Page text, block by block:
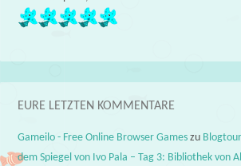
EURE LETZTEN KOMMENTARE
Gameilo - Free Online Browser Games zu
dem Spiegel von Ivo Pala – Tag 3: Bibliothek von